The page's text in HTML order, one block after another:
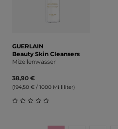
GUERLAIN
Beauty Skin Cleansers
Mizellenwasser
38,90 €
(194,50 € / 1000 Milliliter)